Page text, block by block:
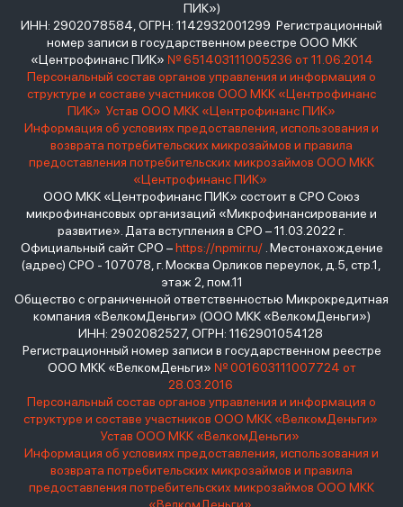
ПИК»)
ИНН: 2902078584, ОГРН: 1142932001299 Регистрационный
номер записи в государственном реестре ООО МКК
«Центрофинанс ПИК» № 651403111005236 от 11.06.2014
Персональный состав органов управления и информация о
структуре и составе участников ООО МКК «Центрофинанс
ПИК» Устав ООО МКК «Центрофинанс ПИК»
Информация об условиях предоставления, использования и
возврата потребительских микрозаймов и правила
предоставления потребительских микрозаймов ООО МКК
«Центрофинанс ПИК»
ООО МКК «Центрофинанс ПИК» состоит в СРО Союз
микрофинансовых организаций «Микрофинансирование и
развитие». Дата вступления в СРО – 11.03.2022 г.
Официальный сайт СРО –https://npmir.ru/. Местонахождение
(адрес) СРО - 107078, г. Москва Орликов переулок, д.5, стр.1,
этаж 2, пом.11
Общество с ограниченной ответственностью Микрокредитная
компания «ВелкомДеньги» (ООО МКК «ВелкомДеньги»)
ИНН: 2902082527, ОГРН: 1162901054128
Регистрационный номер записи в государственном реестре
ООО МКК «ВелкомДеньги» № 001603111007724 от
28.03.2016
Персональный состав органов управления и информация о
структуре и составе участников ООО МКК «ВелкомДеньги»
Устав ООО МКК «ВелкомДеньги»
Информация об условиях предоставления, использования и
возврата потребительских микрозаймов и правила
предоставления потребительских микрозаймов ООО МКК